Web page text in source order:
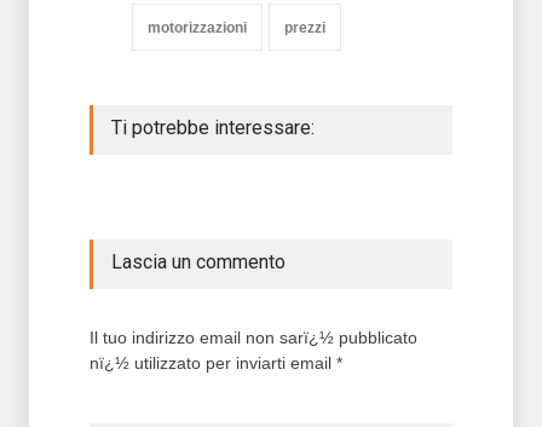
motorizzazioni prezzi
Ti potrebbe interessare:
Lascia un commento
Il tuo indirizzo email non sarï¿½ pubblicato
nï¿½ utilizzato per inviarti email *